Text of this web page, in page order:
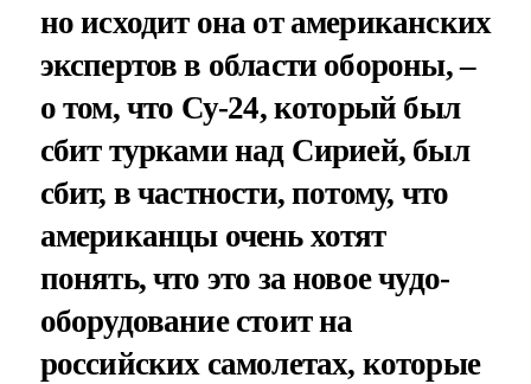
но исходит она от американских
экспертов в области обороны, –
о том, что Су-24, который был
сбит турками над Сирией, был
сбит, в частности, потому, что
американцы очень хотят
понять, что это за новое чудо-
оборудование стоит на
российских самолетах, которые